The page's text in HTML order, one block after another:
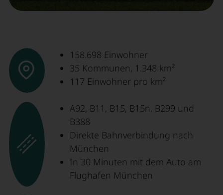
158.698 Einwohner
35 Kommunen, 1.348 km²
117 Einwohner pro km²
A92, B11, B15, B15n, B299 und
B388
Direkte Bahnverbindung nach
München
In 30 Minuten mit dem Auto am
Flughafen München